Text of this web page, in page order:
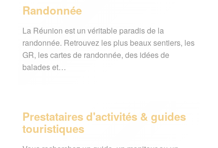
Randonnée
La Réunion est un véritable paradis de la
randonnée. Retrouvez les plus beaux sentiers, les
GR, les cartes de randonnée, des idées de
balades et…
Prestataires d'activités & guides
touristiques